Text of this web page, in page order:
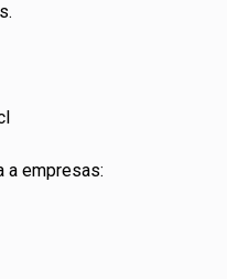
a empresas: